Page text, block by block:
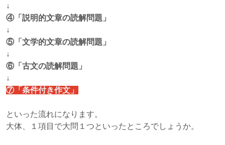
↓
④「説明的文章の読解問題」
↓
⑤「文学的文章の読解問題」
↓
⑥「古文の読解問題」
↓
⑦「条件付き作文」
といった流れになります。
大体、１項目で大問１つといったところでしょうか。